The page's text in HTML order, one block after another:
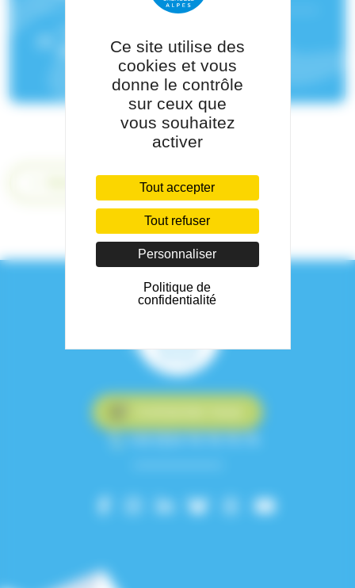
Chirurgies de Michallon
+33 (0)4 76 76 75 75
Ce site utilise des
cookies et vous
donne le contrôle
sur ceux que
vous souhaitez
activer
Tout accepter
Tout refuser
Personnaliser
Politique de
confidentialité